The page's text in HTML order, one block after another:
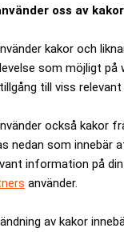
oss av kakor
kakor och
som möjligt på
till viss
också kakor
nedan som innebär
information på
använder.
av kakor
ANNONS